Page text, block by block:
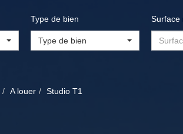
Type de bien
Type de bien
Surface
A louer Studio T1